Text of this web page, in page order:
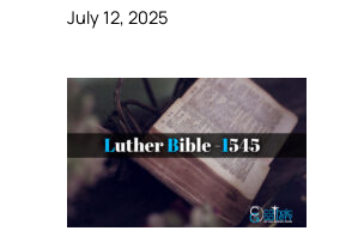
July 12, 2025